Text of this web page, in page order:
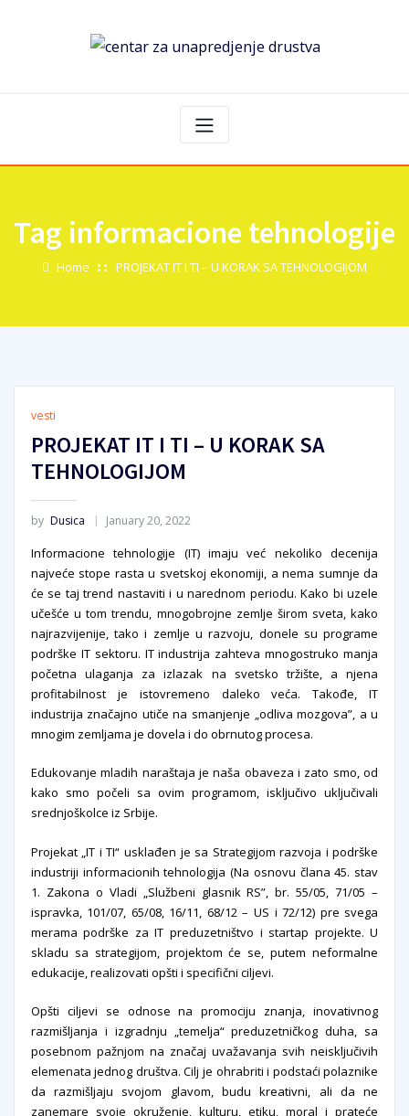
Tag informacione tehnologije
Home PROJEKAT IT I TI – U KORAK SA TEHNOLOGIJOM
vesti
PROJEKAT IT I TI – U KORAK SA
TEHNOLOGIJOM
by Dusica January 20, 2022
Informacione tehnologije (IT) imaju već nekoliko decenija
najveće stope rasta u svetskoj ekonomiji, a nema sumnje da
će se taj trend nastaviti i u narednom periodu. Kako bi uzele
učešće u tom trendu, mnogobrojne zemlje širom sveta, kako
najrazvijenije, tako i zemlje u razvoju, donele su programe
podrške IT sektoru. IT industrija zahteva mnogostruko manja
početna ulaganja za izlazak na svetsko tržište, a njena
profitabilnost je istovremeno daleko veća. Takođe, IT
industrija značajno utiče na smanjenje „odliva mozgova”, a u
mnogim zemljama je dovela i do obrnutog procesa.
Edukovanje mladih naraštaja je naša obaveza i zato smo, od
kako smo počeli sa ovim programom, isključivo uključivali
srednjoškolce iz Srbije.
Projekat „IT i TI“ usklađen je sa Strategijom razvoja i podrške
industriji informacionih tehnologija (Na osnovu člana 45. stav
1. Zakona o Vladi „Službeni glasnik RS”, br. 55/05, 71/05 –
ispravka, 101/07, 65/08, 16/11, 68/12 – US i 72/12) pre svega
merama podrške za IT preduzetništvo i startap projekte. U
skladu sa strategijom, projektom će se, putem neformalne
edukacije, realizovati opšti i specifični ciljevi.
Opšti ciljevi se odnose na promociju znanja, inovativnog
razmišljanja i izgradnju „temelja“ preduzetničkog duha, sa
posebnom pažnjom na značaj uvažavanja svih neisključivih
elemenata jednog društva. Cilj je ohrabriti i podstaći polaznike
da razmišljaju svojom glavom, budu kreativni, ali da ne
zanemare svoje okruženje, kulturu, etiku, moral i prateće